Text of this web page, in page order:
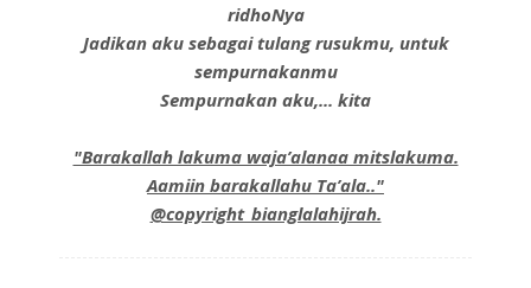
ridhoNya
Jadikan aku sebagai tulang rusukmu, untuk
sempurnakanmu
Sempurnakan aku,... kita
"Barakallah lakuma waja’alanaa mitslakuma.
Aamiin barakallahu Ta’ala.."
@copyright_bianglalahijrah.